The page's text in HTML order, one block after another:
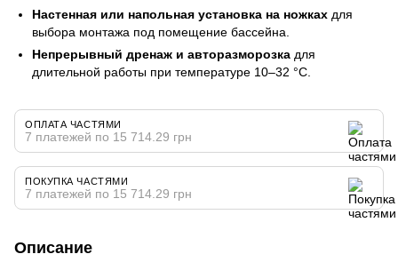
Настенная или напольная установка на ножках для
выбора монтажа под помещение бассейна.
Непрерывный дренаж и авторазморозка для
длительной работы при температуре 10–32 °C.
ОПЛАТА ЧАСТЯМИ
7 платежей по 15 714.29 грн
ПОКУПКА ЧАСТЯМИ
7 платежей по 15 714.29 грн
Описание